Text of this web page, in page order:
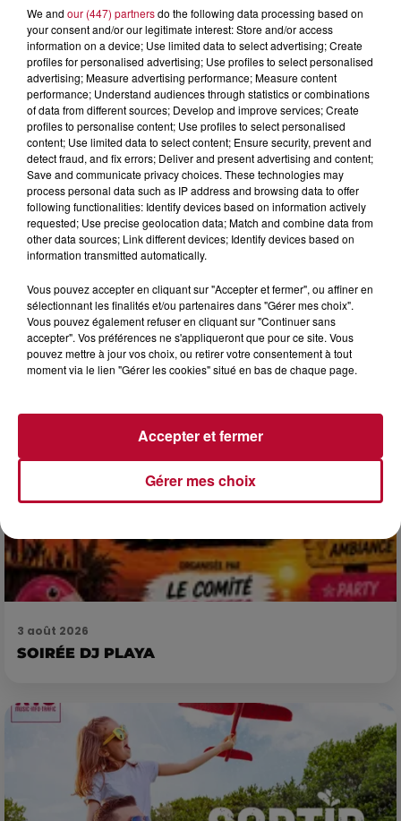
4 août 2026
HÉRAULT, PYRÉNÉES-ORIENTALES : TROIS
Pas besoin de bouteilles de plongée lourdes ni de diplômes
complexes pour observer la vie sous-marine. Cet été, un
masque, un tuba et une paire de palmes...
3 août 2026
SOIRÉE DJ PLAYA
We and our (447) partnersdo the following data processing based on
your consent and/or our legitimate interest: Store and/or access
information on a device; Use limited data to select advertising; Create
profiles for personalised advertising; Use profiles to select personalised
advertising; Measure advertising performance; Measure content
performance; Understand audiences through statistics or combinations
of data from different sources; Develop and improve services; Create
profiles to personalise content; Use profiles to select personalised
content; Use limited data to select content; Ensure security, prevent and
detect fraud, and fix errors; Deliver and present advertising and content;
Save and communicate privacy choices. These technologies may
process personal data such as IP address and browsing data to offer
following functionalities: Identify devices based on information actively
requested; Use precise geolocation data; Match and combine data from
other data sources; Link different devices; Identify devices based on
information transmitted automatically.
Vous pouvez accepter en cliquant sur "Accepter et fermer", ou affiner en
sélectionnant les finalités et/ou partenaires dans "Gérer mes choix".
Vous pouvez également refuser en cliquant sur "Continuer sans
accepter". Vos préférences ne s'appliqueront que pour ce site. Vous
pouvez mettre à jour vos choix, ou retirer votre consentement à tout
moment via le lien "Gérer les cookies" situé en bas de chaque page.
Gérer mes choix
Accepter et fermer